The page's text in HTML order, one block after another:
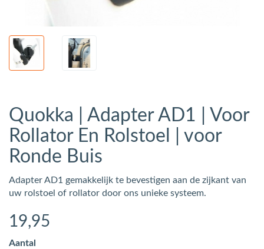
Quokka | Adapter AD1 | Voor
Rollator En Rolstoel | voor
Ronde Buis
Adapter AD1 gemakkelijk te bevestigen aan de zijkant van
uw rolstoel of rollator door ons unieke systeem.
19,95
Aantal